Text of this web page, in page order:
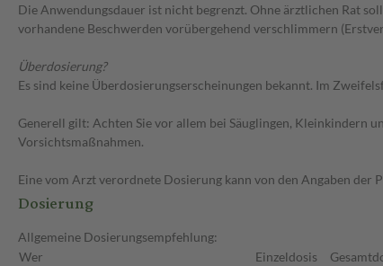
Die Anwendungsdauer ist nicht begrenzt. Ohne ärztlichen Rat
vorhandene Beschwerden vorübergehend verschlimmern
Überdosierung?
Es sind keine Überdosierungserscheinungen bekannt. Im
Generell gilt: Achten Sie vor allem bei Säuglingen, Kleinkindern
Vorsichtsmaßnahmen.
Eine vom Arzt verordnete Dosierung kann von den Angaben der
Dosierung
Allgemeine Dosierungsempfehlung:
Wer
Einzeldosis